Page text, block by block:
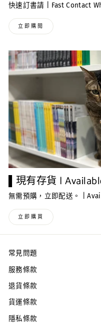
快速訂書請 | Fast Contact
立即購閱
▌現有存貨 |
無需預購，立即配送。 |
立即購買
常見問題
服務條款
退貨條款
貨運條款
隱私條款